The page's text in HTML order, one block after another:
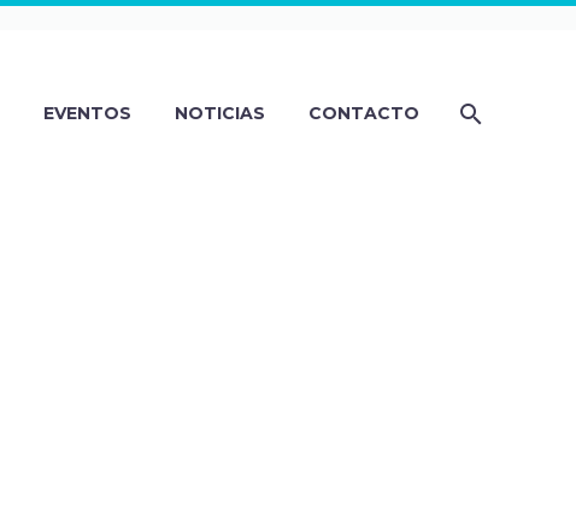
EVENTOS NOTICIAS CONTACTO